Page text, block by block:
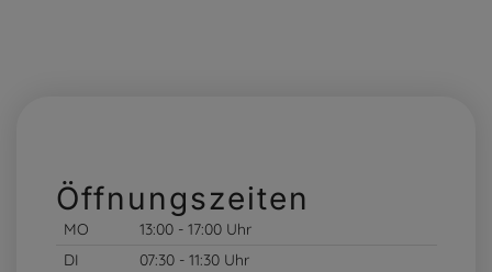
Öffnungszeiten
MO
13:00 - 17:00 Uhr
DI
07:30 - 11:30 Uhr